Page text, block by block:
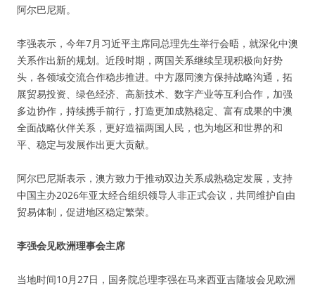
阿尔巴尼斯。
李强表示，今年7月习近平主席同总理先生举行会晤，就深化中澳
关系作出新的规划。近段时期，两国关系继续呈现积极向好势
头，各领域交流合作稳步推进。中方愿同澳方保持战略沟通，拓
展贸易投资、绿色经济、高新技术、数字产业等互利合作，加强
多边协作，持续携手前行，打造更加成熟稳定、富有成果的中澳
全面战略伙伴关系，更好造福两国人民，也为地区和世界的和
平、稳定与发展作出更大贡献。
阿尔巴尼斯表示，澳方致力于推动双边关系成熟稳定发展，支持
中国主办2026年亚太经合组织领导人非正式会议，共同维护自由
贸易体制，促进地区稳定繁荣。
李强会见欧洲理事会主席
当地时间10月27日，国务院总理李强在马来西亚吉隆坡会见欧洲